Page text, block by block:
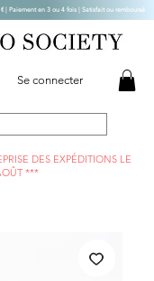
Se connecter
| Paiement en 3 ou 4 fois | Satisfait ou remboursé
DES EXPÉDITIONS LE
***